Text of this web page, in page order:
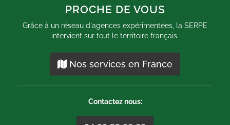
PROCHE DE VOUS
Grâce à un réseau d'agences expérimentées, la SERPE
intervient sur tout le territoire français.
Nos services en France
Contactez nous: